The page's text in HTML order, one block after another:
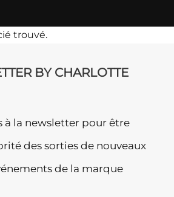
trouvé.
BY CHARLOTTE
à la newsletter pour être
des sorties de nouveaux
de la marque